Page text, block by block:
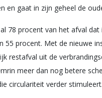
en gaat in zijn geheel de
78 procent van het afval
55 procent. Met de nieuwe
restafval uit de
meer dan nog betere
circulariteit verder